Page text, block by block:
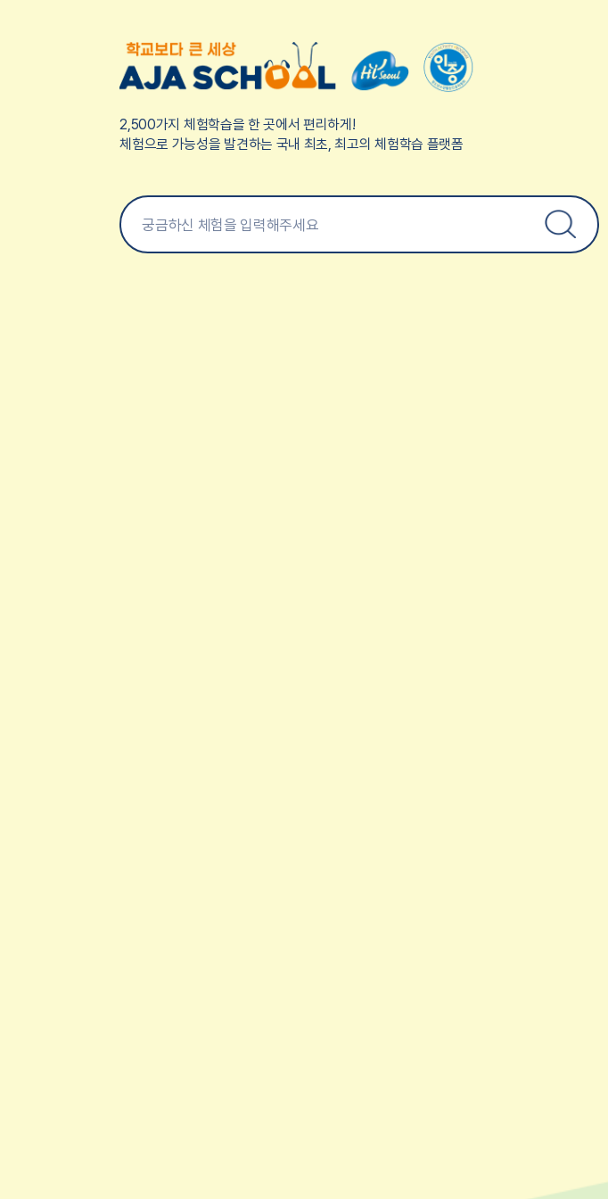
2,500가지 체험학습을 한 곳에서 편리하게!
체험으로 가능성을 발견하는 국내 최초, 최고의 체험학습 플랫폼